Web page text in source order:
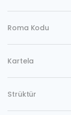
Roma Kodu
Kartela
Strüktür
Kopyala